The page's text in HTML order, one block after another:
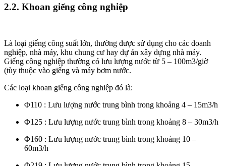
2.2. Khoan giếng công nghiệp
Là loại giếng công suất lớn, thường được sử dụng cho các doanh
nghiệp, nhà máy, khu chung cư hay dự án xây dựng nhà máy.
Giếng công nghiệp thường có lưu lượng nước từ 5 – 100m3/giờ
(tùy thuộc vào giếng và máy bơm nước.
Các loại khoan giếng công nghiệp đó là:
Φ110 : Lưu lượng nước trung bình trong khoảng 4 – 15m3/h
Φ125 : Lưu lượng nước trung bình trong khoảng 8 – 30m3/h
Φ160 : Lưu lượng nước trung bình trong khoảng 10 –
60m3/h